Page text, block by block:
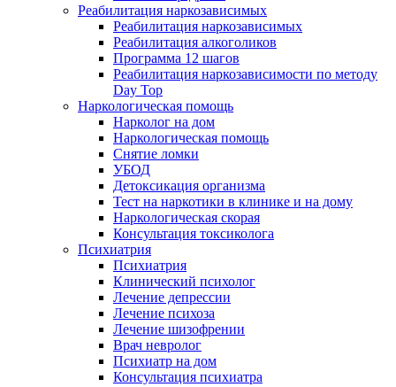
Реабилитация наркозависимых
Реабилитация наркозависимых
Реабилитация алкоголиков
Программа 12 шагов
Реабилитация наркозависимости по методу
Day Top
Наркологическая помощь
Нарколог на дом
Наркологическая помощь
Снятие ломки
УБОД
Детоксикация организма
Тест на наркотики в клинике и на дому
Наркологическая скорая
Консультация токсиколога
Психиатрия
Психиатрия
Клинический психолог
Лечение депрессии
Лечение психоза
Лечение шизофрении
Врач невролог
Психиатр на дом
Консультация психиатра